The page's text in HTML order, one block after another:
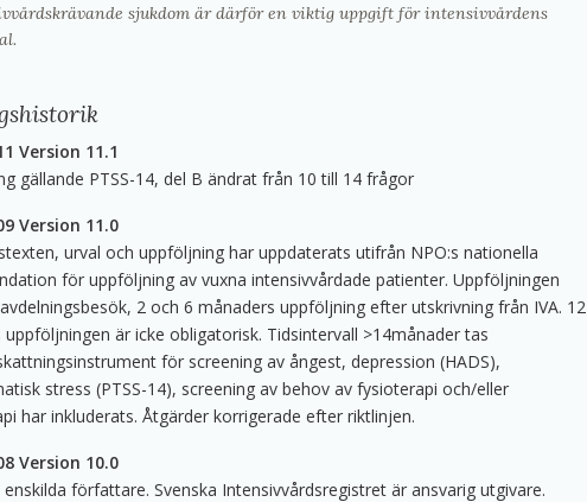
sjukdom är därför en viktig uppgift för intensivvårdens
Version 11.1
gällande PTSS-14, del B ändrat från 10 till 14 frågor
Version 11.0
urval och uppföljning har uppdaterats utifrån NPO:s nationella
för uppföljning av vuxna intensivvårdade patienter. Uppföljningen
2 och 6 månaders uppföljning efter utskrivning från IVA. 12
uppföljningen är icke obligatorisk. Tidsintervall >14månader tas
för screening av ångest, depression (HADS),
stress (PTSS-14), screening av behov av fysioterapi och/eller
har inkluderats. Åtgärder korrigerade efter riktlinjen.
Version 10.0
författare. Svenska Intensivvårdsregistret är ansvarig utgivare.